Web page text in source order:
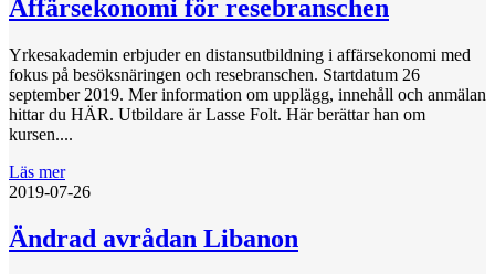
Affärsekonomi för resebranschen
Yrkesakademin erbjuder en distansutbildning i affärsekonomi med
fokus på besöksnäringen och resebranschen. Startdatum 26
september 2019. Mer information om upplägg, innehåll och anmälan
hittar du HÄR. Utbildare är Lasse Folt. Här berättar han om
kursen....
Läs mer
2019-07-26
Ändrad avrådan Libanon